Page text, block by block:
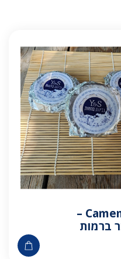
Camembert –
ברמות